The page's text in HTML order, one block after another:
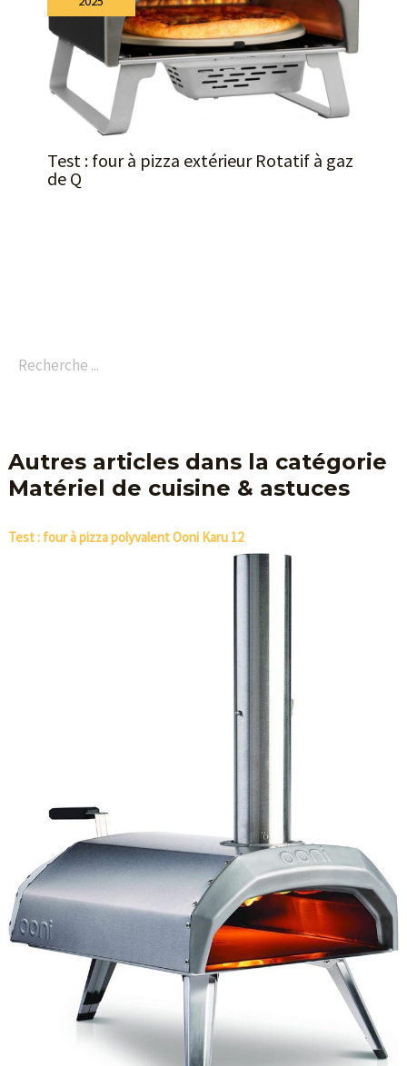
Test : four à pizza extérieur Rotatif à gaz
de Q
Autres articles dans la catégorie
Matériel de cuisine & astuces
Test : four à pizza polyvalent Ooni Karu 12